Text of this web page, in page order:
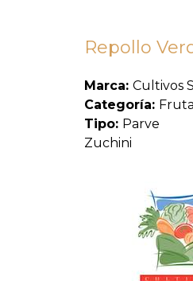
Repollo
Marca: Cultivos
Categoría:
Tipo: Parve
Zuchini